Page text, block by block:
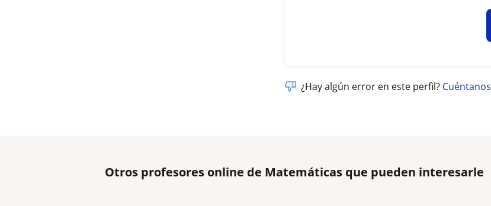
¿Hay algún error en este perfil? Cuéntanos
Otros profesores online de Matemáticas que pueden interesarle